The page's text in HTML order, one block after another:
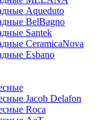
Aqueduto
BelBagno
Santek
CeramicaNova
Esbano
Jacob Delafon
Roca